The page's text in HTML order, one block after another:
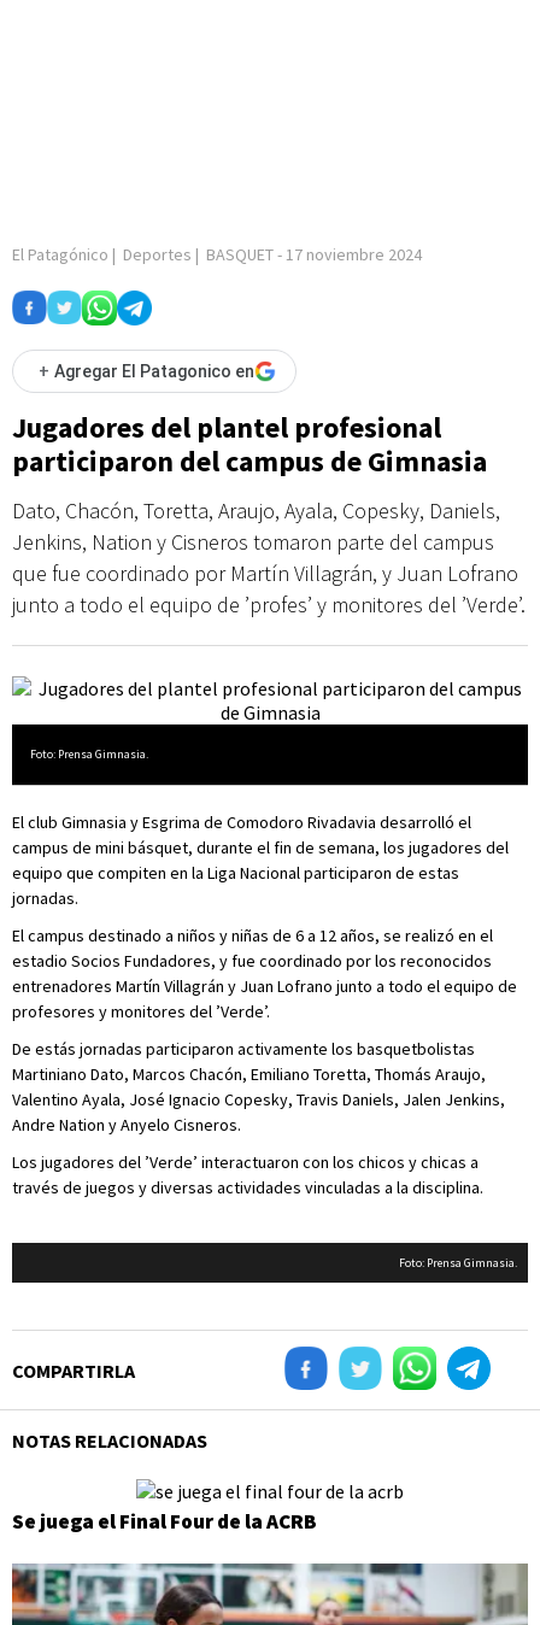
El Patagónico | Deportes | BASQUET- 17 noviembre 2024
+ Agregar El Patagonico en
Jugadores del plantel profesional
participaron del campus de Gimnasia
Dato, Chacón, Toretta, Araujo, Ayala, Copesky, Daniels,
Jenkins, Nation y Cisneros tomaron parte del campus
que fue coordinado por Martín Villagrán, y Juan Lofrano
junto a todo el equipo de ’profes’ y monitores del ’Verde’.
Foto: Prensa Gimnasia.
El club Gimnasia y Esgrima de Comodoro Rivadavia desarrolló el
campus de mini básquet, durante el fin de semana, los jugadores del
equipo que compiten en la Liga Nacional participaron de estas
jornadas.
El campus destinado a niños y niñas de 6 a 12 años, se realizó en el
estadio Socios Fundadores, y fue coordinado por los reconocidos
entrenadores Martín Villagrán y Juan Lofrano junto a todo el equipo de
profesores y monitores del ’Verde’.
De estás jornadas participaron activamente los basquetbolistas
Martiniano Dato, Marcos Chacón, Emiliano Toretta, Thomás Araujo,
Valentino Ayala, José Ignacio Copesky, Travis Daniels, Jalen Jenkins,
Andre Nation y Anyelo Cisneros.
Los jugadores del ’Verde’ interactuaron con los chicos y chicas a
través de juegos y diversas actividades vinculadas a la disciplina.
Foto: Prensa Gimnasia.
COMPARTIRLA
NOTAS RELACIONADAS
Se juega el Final Four de la ACRB